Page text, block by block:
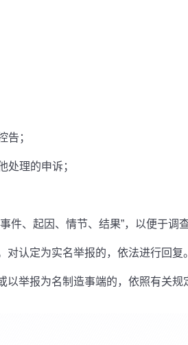
；
理的申诉；
、起因、情节、结果”，以便于调查
认定为实名举报的，依法进行回复。
报为名制造事端的，依照有关规